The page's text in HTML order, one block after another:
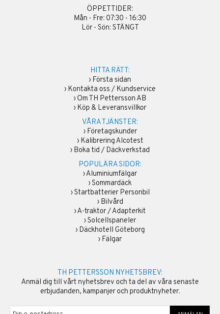
ÖPPETTIDER:
Mån - Fre: 07:30 - 16:30
Lör - Sön: STÄNGT
HITTA RÄTT:
› Första sidan
› Kontakta oss / Kundservice
› Om TH Pettersson AB
› Köp & Leveransvillkor
VÅRA TJÄNSTER:
› Företagskunder
› Kalibrering Alcotest
› Boka tid / Däckverkstad
POPULÄRA SIDOR:
›Aluminiumfälgar
›Sommardäck
›Startbatterier Personbil
› Bilvård
›A-traktor / Adapterkit
›Solcellspaneler
› Däckhotell Göteborg
› Fälgar
TH PETTERSSON NYHETSBREV:
Anmäl dig till vårt nyhetsbrev och ta del av våra senaste
erbjudanden, kampanjer och produktnyheter.